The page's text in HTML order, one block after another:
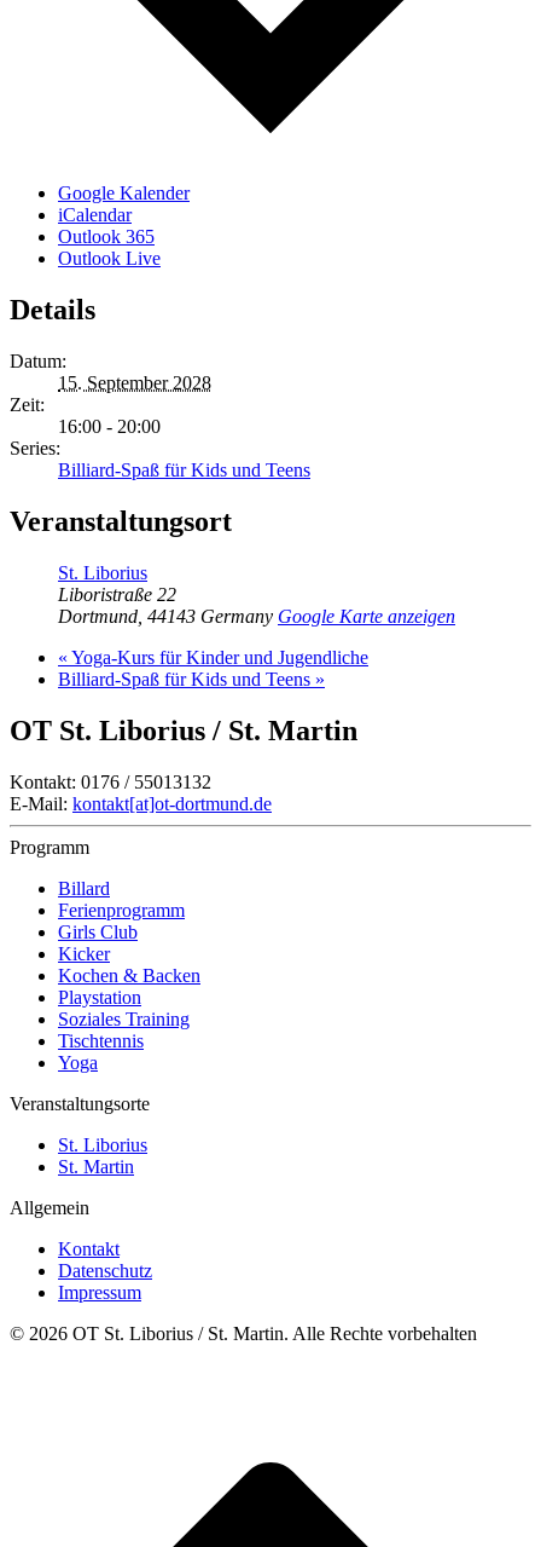
Google Kalender
iCalendar
Outlook 365
Outlook Live
Details
Datum:
15. September 2028
Zeit:
16:00 - 20:00
Series:
Billiard-Spaß für Kids und Teens
Veranstaltungsort
St. Liborius
Liboristraße 22
Dortmund 44143 Germany Google Karte anzeigen
« Yoga-Kurs für Kinder und Jugendliche
Billiard-Spaß für Kids und Teens »
OT St. Liborius / St. Martin
Kontakt: 0176 / 55013132
E-Mail: kontakt[at]ot-dortmund.de
Programm
Billard
Ferienprogramm
Girls Club
Kicker
Kochen & Backen
Playstation
Soziales Training
Tischtennis
Yoga
Veranstaltungsorte
St. Liborius
St. Martin
Allgemein
Kontakt
Datenschutz
Impressum
© 2026 OT St. Liborius / St. Martin. Alle Rechte vorbehalten